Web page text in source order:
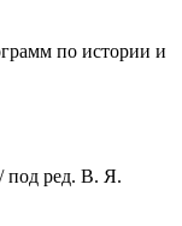
по истории и
под ред. В. Я.